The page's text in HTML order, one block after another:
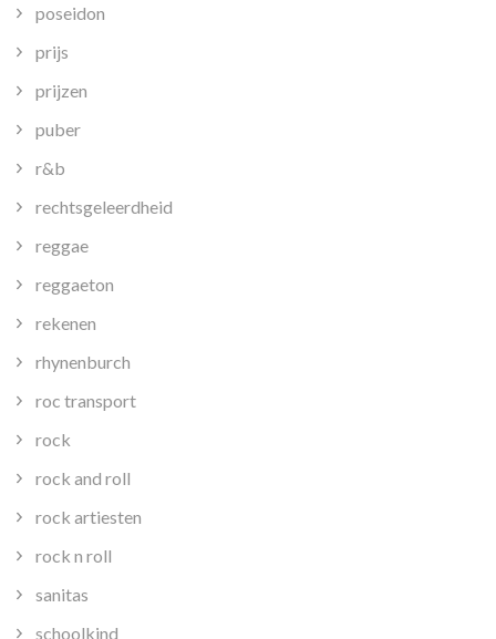
poseidon
prijs
prijzen
puber
r&b
rechtsgeleerdheid
reggae
reggaeton
rekenen
rhynenburch
roc transport
rock
rock and roll
rock artiesten
rock n roll
sanitas
schoolkind